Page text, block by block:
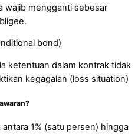
wajib mengganti sebesar
bond)
ketentuan dalam kontrak tidak
kegagalan (loss situation)
1% (satu persen) hingga